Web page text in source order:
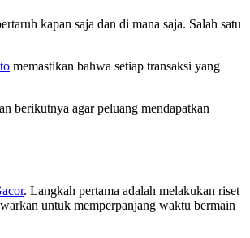
kapan saja dan di mana saja. Salah satu
memastikan bahwa setiap transaksi yang
berikutnya agar peluang mendapatkan
. Langkah pertama adalah melakukan riset
untuk memperpanjang waktu bermain